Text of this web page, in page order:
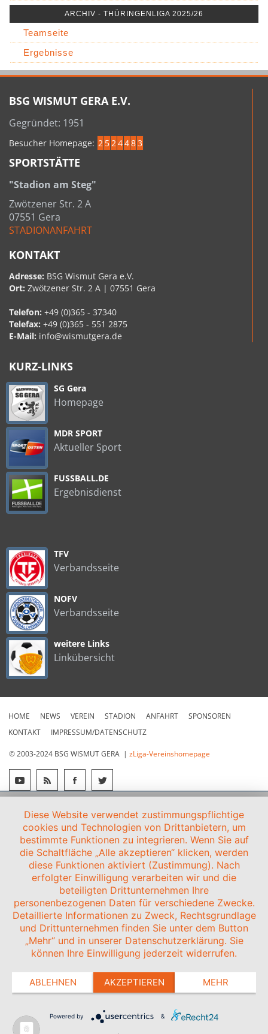
ARCHIV - THÜRINGENLIGA 2025/26
Teamseite
Ergebnisse
BSG WISMUT GERA E.V.
Gegründet: 1951
Besucher Homepage: 2 524483
SPORTSTÄTTE
"Stadion am Steg"
Zwötzener Str. 2 A
07551 Gera
STADIONANFAHRT
KONTAKT
Adresse: BSG Wismut Gera e.V.
Ort: Zwötzener Str. 2 A | 07551 Gera
Telefon: +49 (0)365 - 37340
Telefax: +49 (0)365 - 551 2875
E-Mail: info@wismutgera.de
KURZ-LINKS
SG Gera
Homepage
MDR SPORT
Aktueller Sport
FUSSBALL.DE
Ergebnisdienst
TFV
Verbandsseite
NOFV
Verbandsseite
weitere Links
Linkübersicht
HOME NEWS VEREIN STADION ANFAHRT
SPONSOREN
KONTAKT
IMPRESSUM/DATENSCHUTZ
© 2003-2024 BSG WISMUT GERA | zLiga-Vereinshomepage
Diese Website verwendet zustimmungspflichtige
cookies und Technologien von Drittanbietern, um
bestimmte Funktionen zu integrieren. Wenn Sie auf
die Schaltfläche „Alle akzeptieren“ klicken, werden
diese Funktionen aktiviert (Zustimmung). Nach
erfolgter Einwilligung verarbeiten wir und die
beteiligten Drittunternehmen Ihre
personenbezogenen Daten für verschiedene Zwecke.
Detaillierte Informationen zu Zweck, Rechtsgrundlage
und Drittunternehmen finden Sie unter dem Button
„Mehr“ und in unserer Datenschutzerklärung. Sie
können Ihre Einwilligung jederzeit widerrufen.
ABLEHNEN AKZEPTIEREN MEHR
Powered by &